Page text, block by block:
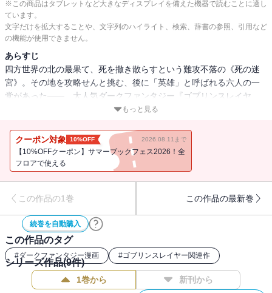
※この商品はタブレットなど大きなディスプレイを備えた機器で読むことに適し
ています。
文字だけを拡大することや、文字列のハイライト、検索、辞書の参照、引用など
の機能が使用できません。
あらすじ
四方世界の北の最果て、死を撒き散らすという難攻不落の《死の迷
宮》。その地を攻略せんと挑む、後に「英雄」と呼ばれる六人の一
党があった――。大人気ダークファンタジー『ゴブリンスレイヤ
ー』本編の約十年前を描く、灰と青春の物語を迫力ある画力で堂々
もっと見る
クーポン対象 10%OFF 2026.08.11まで
【10%OFFクーポン】サマーブックフェス2026！全
フロアで使える
この作品の1巻 この作品の最新巻
続巻を自動購入
この作品のタグ
#ダークファンタジー漫画 #ゴブリンスレイヤー関連作
シリーズ作品(9件)
1巻から 新刊から